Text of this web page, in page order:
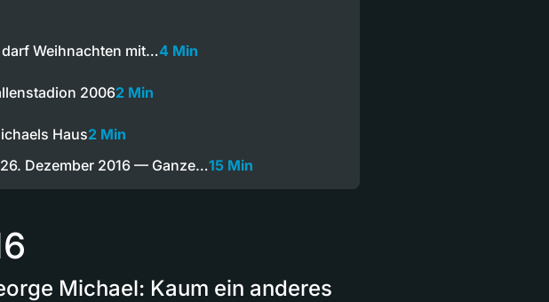
Weihnachten mit…4 Min
20062 Min
Haus2 Min
Dezember 2016 — Ganze…15 Min
Michael: Kaum ein anderes